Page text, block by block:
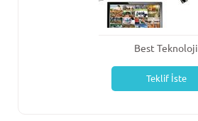
Best Teknoloji
Teklif İste